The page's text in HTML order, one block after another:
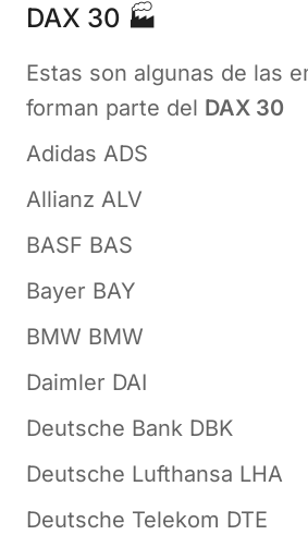
DAX 30 🏭
Estas son algunas de las
forman parte del DAX 30
Adidas ADS
Allianz ALV
BASF BAS
Bayer BAY
BMW BMW
Daimler DAI
Deutsche Bank DBK
Deutsche Lufthansa LHA
Deutsche Telekom DTE